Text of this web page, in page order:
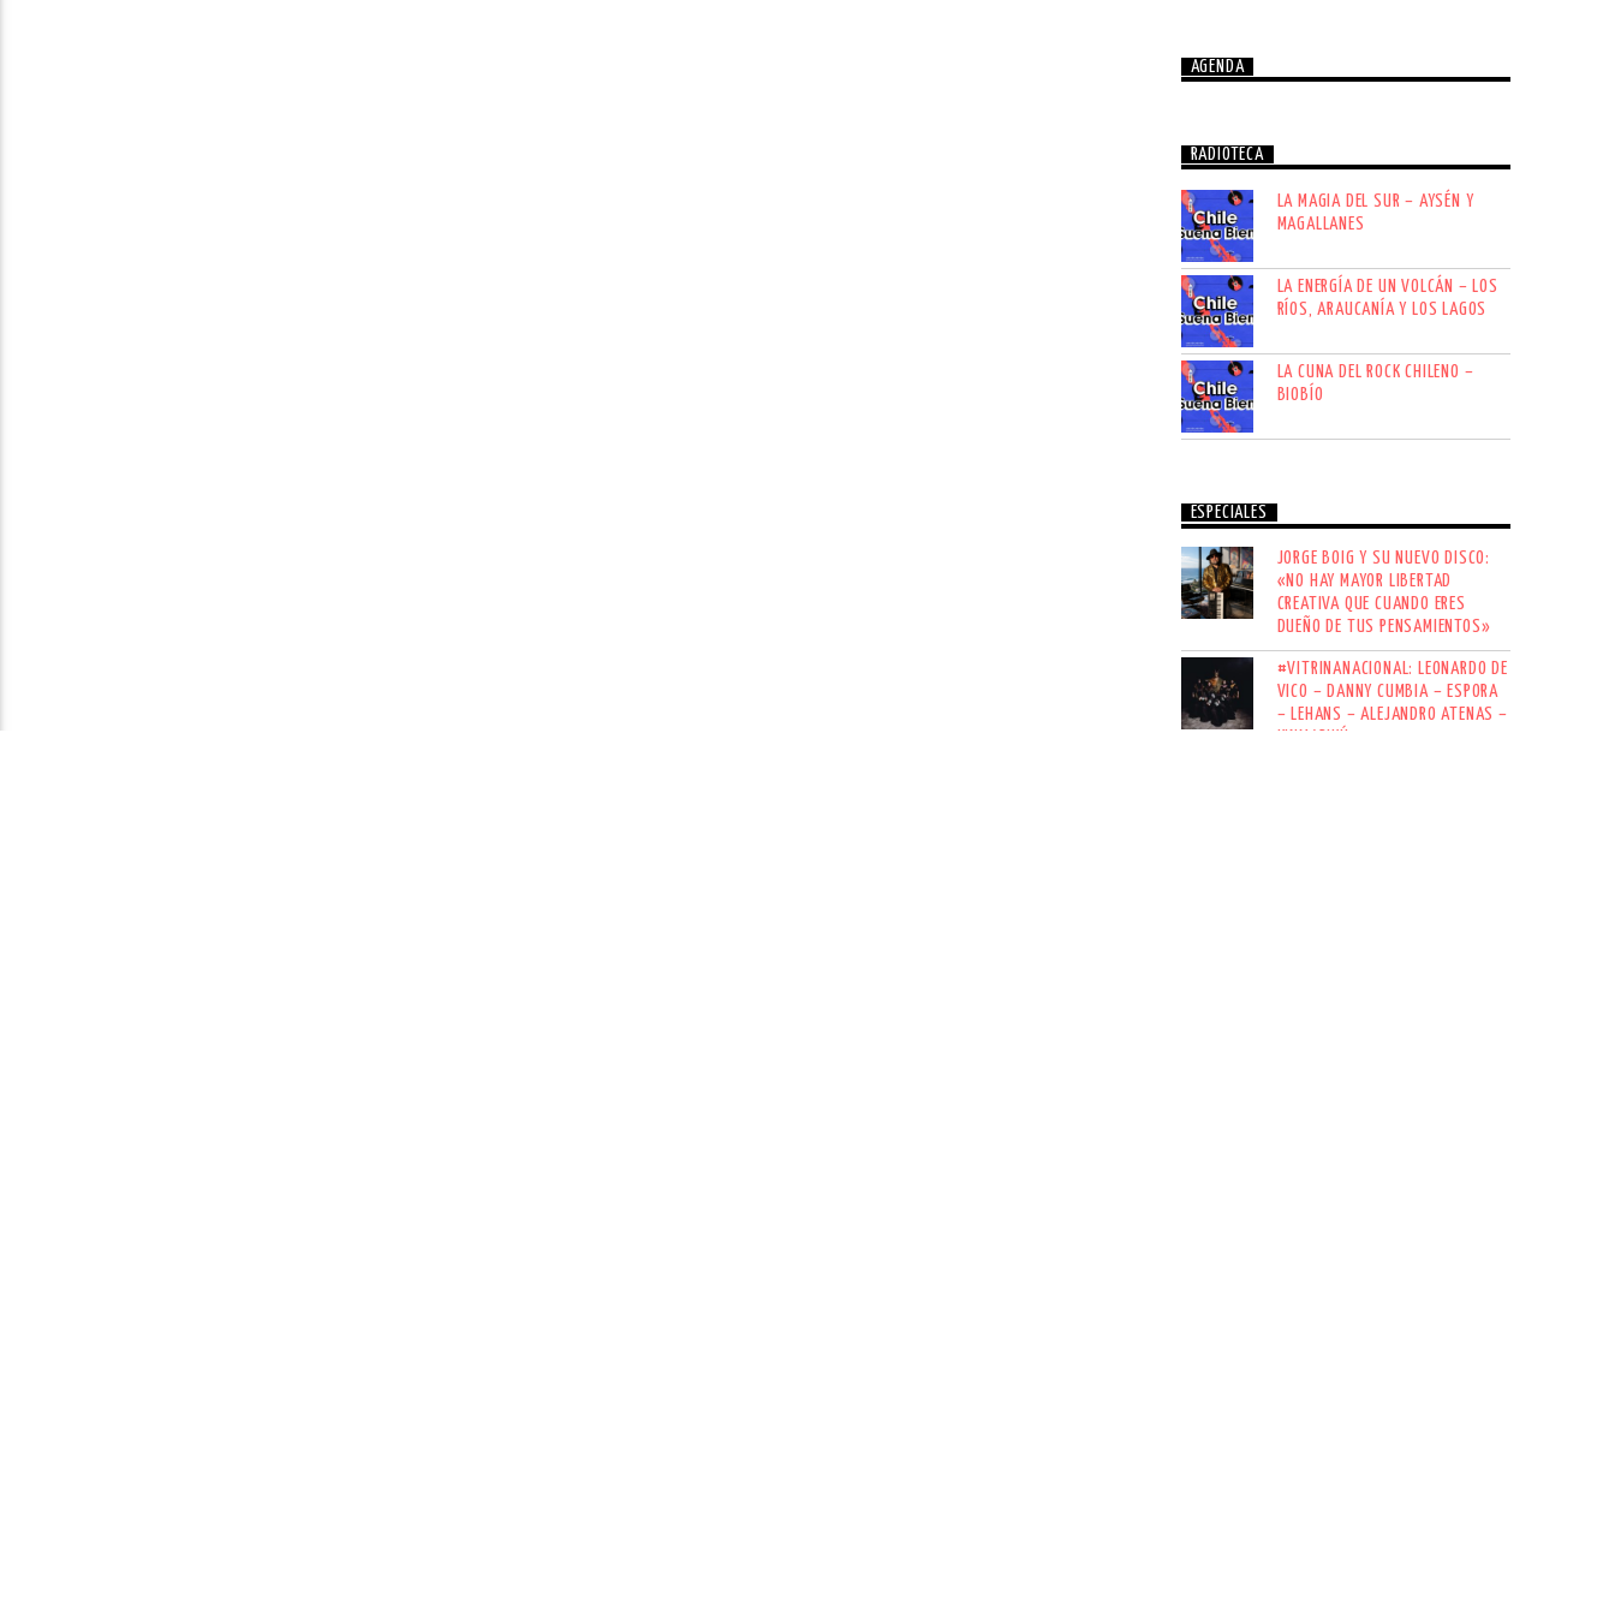
AGENDA
RADIOTECA
LA MAGIA DEL SUR – AYSÉN Y
MAGALLANES
LA ENERGÍA DE UN VOLCÁN – LOS
RÍOS, ARAUCANÍA Y LOS LAGOS
LA CUNA DEL ROCK CHILENO –
BIOBÍO
ESPECIALES
JORGE BOIG Y SU NUEVO DISCO:
«NO HAY MAYOR LIBERTAD
CREATIVA QUE CUANDO ERES
DUEÑO DE TUS PENSAMIENTOS»
#VITRINANACIONAL: LEONARDO DE
VICO – DANNY CUMBIA – ESPORA
– LEHANS – ALEJANDRO ATENAS –